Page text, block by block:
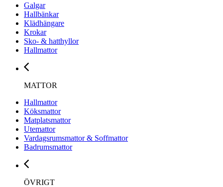
Galgar
Hallbänkar
Klädhängare
Krokar
Sko- & hatthyllor
Hallmattor
MATTOR
Hallmattor
Köksmattor
Matplatsmattor
Utemattor
Vardagsrumsmattor & Soffmattor
Badrumsmattor
ÖVRIGT